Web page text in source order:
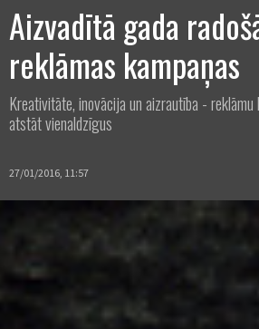
Aizvadītā gada
reklāmas kampaņas
Kreativitāte, inovācija un aizrautība - reklāmu
atstāt vienaldzīgus
27/01/2016, 11:57